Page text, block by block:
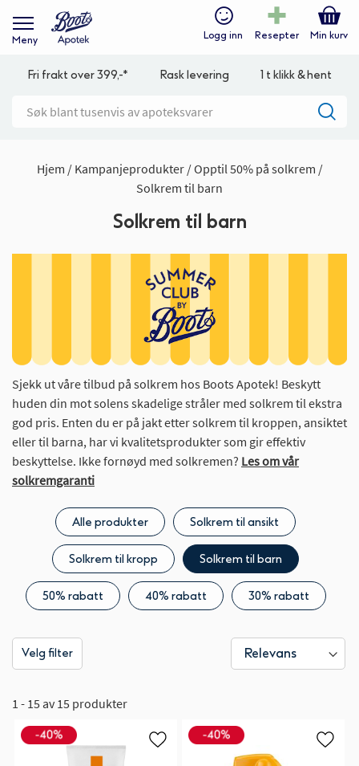
Meny Logg inn Resepter Min kurv
Fri frakt over 399,-* Rask levering 1 t klikk & hent
Hjem Kampanjeprodukter Opptil 50% på solkrem
Solkrem til barn
Solkrem til barn
Sjekk ut våre tilbud på solkrem hos Boots Apotek! Beskytt
huden din mot solens skadelige stråler med solkrem til ekstra
god pris. Enten du er på jakt etter solkrem til kroppen, ansiktet
eller til barna, har vi kvalitetsprodukter som gir effektiv
beskyttelse. Ikke fornøyd med solkremen? Les om vår
solkremgaranti
Alle produkter Solkrem til ansikt
Solkrem til kropp Solkrem til barn
50% rabatt 40% rabatt 30% rabatt
Velg filter
1 - 15 av 15 produkter